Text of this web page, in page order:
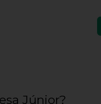
Júnior?